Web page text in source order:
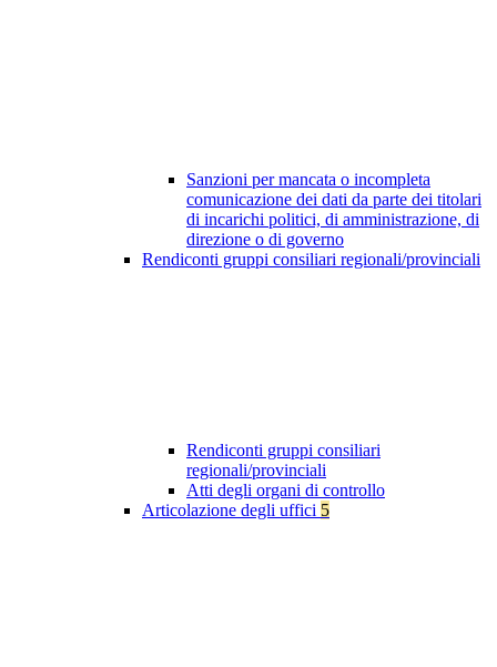
Sanzioni per mancata o incompleta
comunicazione dei dati da parte dei titolari
di incarichi politici, di amministrazione, di
direzione o di governo
Rendiconti gruppi consiliari regionali/provinciali
Rendiconti gruppi consiliari
regionali/provinciali
Atti degli organi di controllo
Articolazione degli uffici 5